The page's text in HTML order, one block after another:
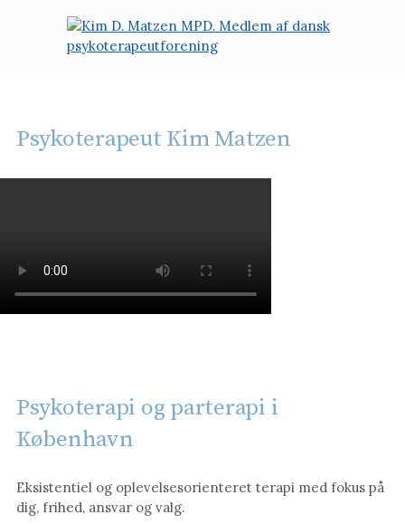
Psykoterapeut Kim Matzen
Psykoterapi og parterapi i
København
Eksistentiel og oplevelsesorienteret terapi med fokus på
dig, frihed, ansvar og valg.